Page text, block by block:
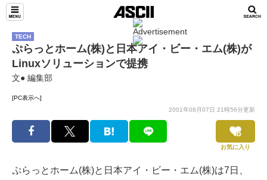
TECH
ぷらっとホーム(株)と日本アイ・ビー・エム(株)が
Linuxソリューションで提携
文● 編集部
[PC表示へ]
2001年08月07日 21時56分更新
お気に入り
ぷらっとホーム(株)と日本アイ・ビー・エム(株)は7日、